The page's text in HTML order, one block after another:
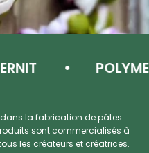
la fabrication de pâtes
sont commercialisés à
les créateurs et créatrices.